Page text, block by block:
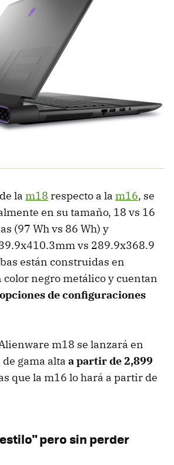
la m18 respecto a la m16, se
en su tamaño, 18 vs 16
(97 Wh vs 86 Wh) y
vs 289.9x368.9
están construidas en
negro metálico y cuentan
de configuraciones
m18 se lanzará en
gama alta a partir de 2,899
que la m16 lo hará a partir de
pero sin perder